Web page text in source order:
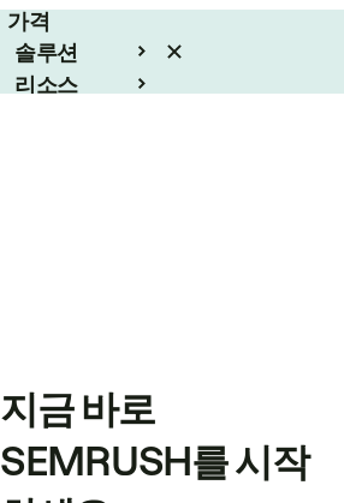
가격
솔루션
리소스
지금 바로
SEMRUSH를 시작